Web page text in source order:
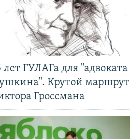
лет ГУЛАГа для "адвоката
Крутой маршрут
Гроссмана